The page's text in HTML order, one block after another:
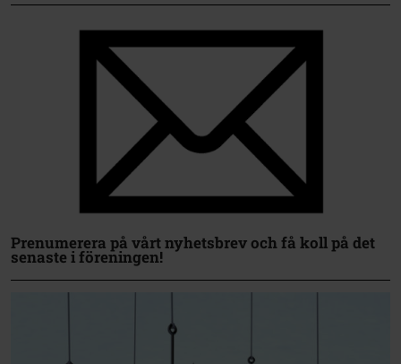
Prenumerera på vårt nyhetsbrev och få koll på det
senaste i föreningen!